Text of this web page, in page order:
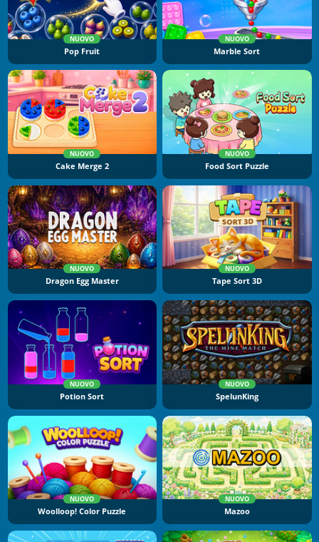
NUOVO
Pop Fruit
NUOVO
Marble Sort
NUOVO
Cake Merge 2
NUOVO
Food Sort Puzzle
NUOVO
Dragon Egg Master
NUOVO
Tape Sort 3D
NUOVO
Potion Sort
NUOVO
SpelunKing
NUOVO
Woolloop! Color Puzzle
NUOVO
Mazoo